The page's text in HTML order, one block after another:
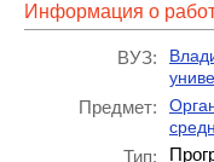
Информация о
ВУЗ:
Предмет:
Тип: